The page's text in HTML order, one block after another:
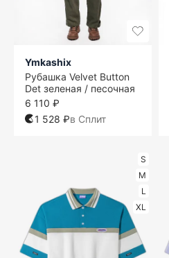
Ymkashix
Рубашка Velvet Button
Det зеленая / песочная
6 110 ₽
1 528 ₽в Сплит
S
M
L
XL